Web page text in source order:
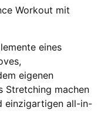
Workout mit
eines
eigenen
Stretching machen
einzigartigen all-in-